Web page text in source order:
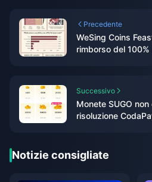
Precedente
WeSing Coins
rimborso del
Successivo
Monete SUGO
risoluzione
Notizie consigliate